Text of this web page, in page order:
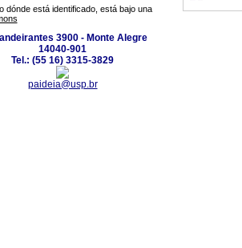
dónde está identificado, está bajo una
3900 - Monte Alegre
14040-901
Tel.: (55 16) 3315-3829
paideia@usp.br